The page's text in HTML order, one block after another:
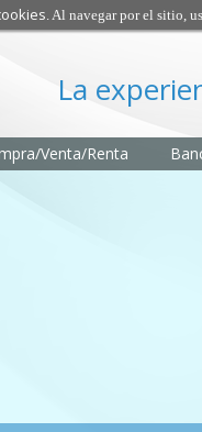
. Al navegar por el sitio,
La
Venta/Renta